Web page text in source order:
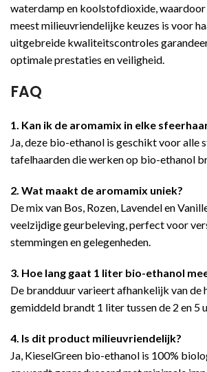
waterdamp en koolstofdioxide, waardoor
meest milieuvriendelijke keuzes is voor
uitgebreide kwaliteitscontroles
optimale prestaties en veiligheid.
FAQ
1. Kan ik de aromamix in elke
Ja, deze bio-ethanol is geschikt voor alle
tafelhaarden die werken op bio-ethanol
2. Wat maakt de aromamix uniek?
De mix van Bos, Rozen, Lavendel en
veelzijdige geurbeleving, perfect voor
stemmingen en gelegenheden.
3. Hoe lang gaat 1 liter bio-ethanol
De brandduur varieert afhankelijk van de
gemiddeld brandt 1 liter tussen de 2 en 5
4. Is dit product milieuvriendelijk?
Ja, KieselGreen bio-ethanol is 100%